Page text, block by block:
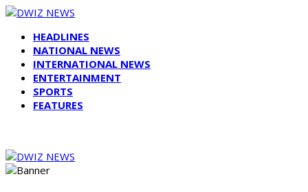
HEADLINES
NATIONAL NEWS
INTERNATIONAL NEWS
ENTERTAINMENT
SPORTS
FEATURES